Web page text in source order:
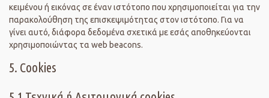
κειμένου ή εικόνας σε έναν ιστότοπο που χρησιμοποιείται για την
παρακολούθηση της επισκεψιμότητας στον ιστότοπο. Για να
γίνει αυτό, διάφορα δεδομένα σχετικά με εσάς αποθηκεύονται
χρησιμοποιώντας τα web beacons.
5. Cookies